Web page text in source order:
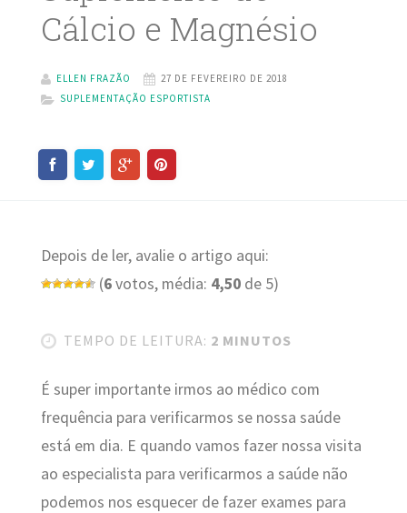
Cálcio e Magnésio
ELLEN FRAZÃO
27 DE FEVEREIRO DE 2018
SUPLEMENTAÇÃO ESPORTISTA
Depois de ler, avalie o artigo aqui:
(6votos, média: 4,50de 5)
TEMPO DE LEITURA: 2 MINUTOS
É super importante irmos ao médico com
frequência para verificarmos se nossa saúde
está em dia. E quando vamos fazer nossa visita
ao especialista para verificarmos a saúde não
podemos nos esquecer de fazer exames para